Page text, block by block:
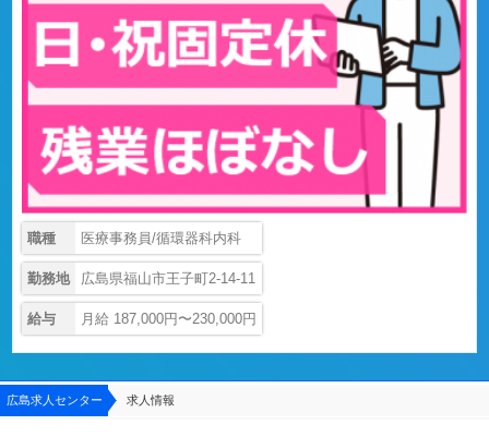
職種 医療事務員/循環器科内科
勤務地 広島県福山市王子町2-14-11
給与 月給 187,000円〜230,000円
広島求人センター 求人情報